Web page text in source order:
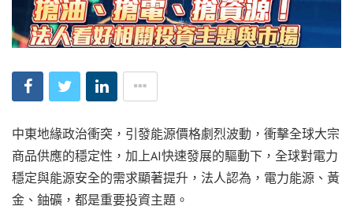
中東地緣政治衝突，引發能源價格劇烈波動，衝擊全球大宗
商品供應的穩定性，加上AI快速發展的驅動下，全球對電力
穩定與能源安全的需求顯著提升，法人認為，電力能源、黃
金、鈾礦，都是重要投資主題。